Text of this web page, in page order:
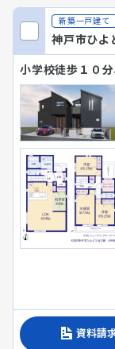
新築一戸建て
神戸市ひよ
小学校徒歩１０
資料請